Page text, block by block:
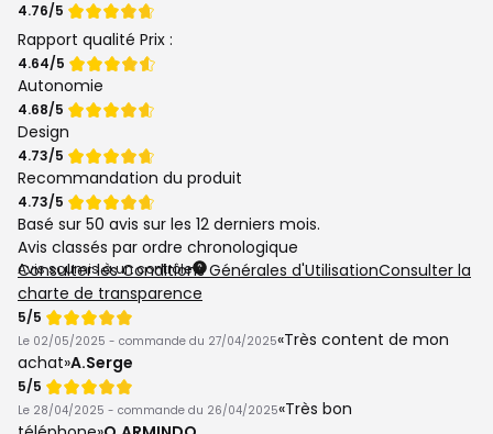
de
4.76/5
Rapport qualité Prix :
Note
de
4.64/5
Autonomie
Note
de
4.68/5
Design
Note
de
4.73/5
Recommandation du produit
Note
de
4.73/5
Basé sur 50 avis sur les 12 derniers mois.
Avis classés par ordre chronologique
Avis soumis à un contrôle
Consulter les Conditions Générales d'UtilisationConsulter la
charte de transparence
Note
de
5/5
Le 02/05/2025 - commande du 27/04/2025 Très content de mon
achat A.Serge
Note
de
5/5
Le 28/04/2025 - commande du 26/04/2025 Très bon